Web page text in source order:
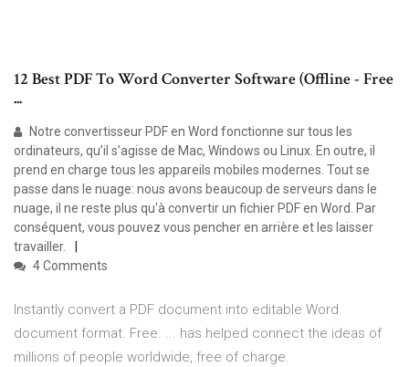
12 Best PDF To Word Converter Software (Offline - Free
...
Notre convertisseur PDF en Word fonctionne sur tous les
ordinateurs, qu’il s’agisse de Mac, Windows ou Linux. En outre, il
prend en charge tous les appareils mobiles modernes. Tout se
passe dans le nuage: nous avons beaucoup de serveurs dans le
nuage, il ne reste plus qu'à convertir un fichier PDF en Word. Par
conséquent, vous pouvez vous pencher en arrière et les laisser
travailler.
4 Comments
Instantly convert a PDF document into editable Word
document format. Free. ... has helped connect the ideas of
millions of people worldwide, free of charge.